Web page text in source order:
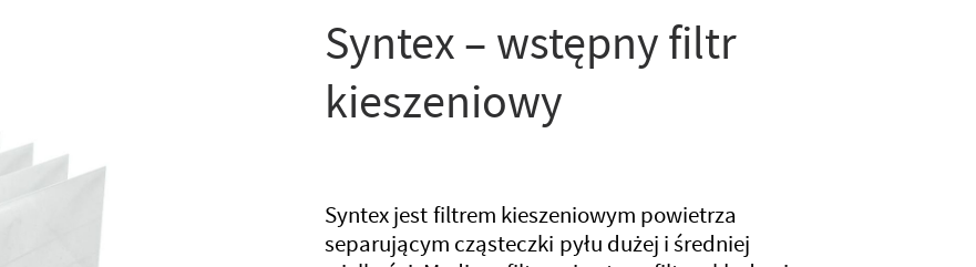
Syntex – wstępny filtr
kieszeniowy
Syntex jest filtrem kieszeniowym powietrza
separującym cząsteczki pyłu dużej i średniej